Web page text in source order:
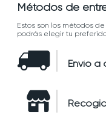
Métodos de
Estos son los métodos
podrás elegir tu
Envío a